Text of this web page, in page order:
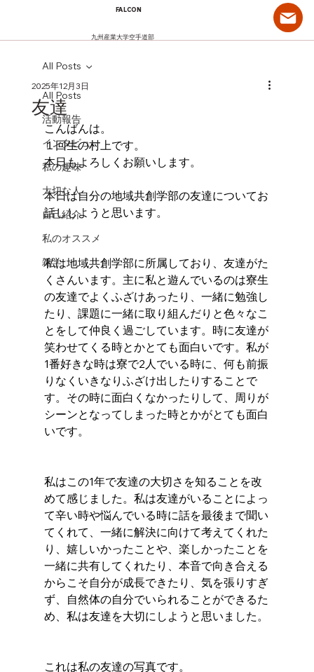
FALCON
九州産業大学空手道部
All Posts
活動報告
インタビュー
私の趣味
大切な人
自己紹介
私のオススメ
雑学
All Posts
友達
2025年12月3日
こんばんは。
１回生の村上です。
本日もよろしくお願いします。
本日は自分の地域共創学部の友達についてお
話ししようと思います。
私は地域共創学部に所属しており、友達がた
くさんいます。主に私と遊んでいるのは寮生
の友達でよくふざけあったり、一緒に勉強し
たり、課題に一緒に取り組んだりと色々なこ
とをして仲良く過ごしています。時に友達が
笑わせてくる時とかとても面白いです。私が
1番好きな時は寮で2人でいる時に、何も前振
りなくいきなりふざけ出したりすることで
す。その時に面白くなかったりして、周りが
シーンとなってしまった時とかがとても面白
いです。
私はこの1年で友達の大切さを知ることを改
めて感じました。私は友達がいることによっ
て辛い時や悩んでいる時に話を最後まで聞い
てくれて、一緒に解決に向けて考えてくれた
り、嬉しいかったことや、楽しかったことを
一緒に共有してくれたり、本音で向き合える
からこそ自分が成長できたり、気を張りすぎ
ず、自然体の自分でいられることができるた
め、私は友達を大切にしようと思いました。
これは私の友達の写真です。